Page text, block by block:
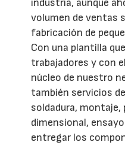
industria, aunque
volumen de ventas
fabricación de
Con una plantilla
trabajadores y con
núcleo de nuestro
también servicios
soldadura,
dimensional,
entregar los